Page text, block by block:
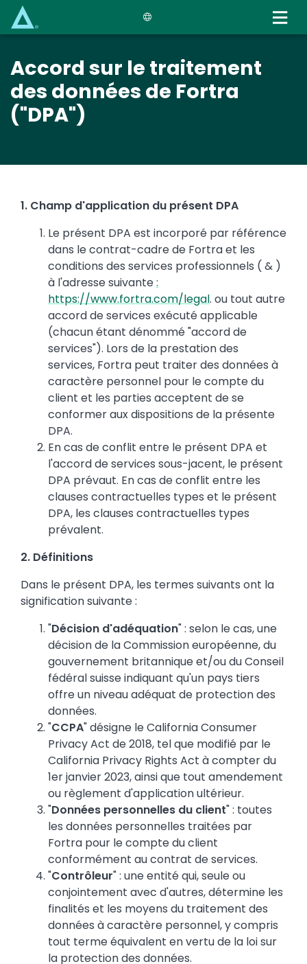
content
Accord sur le traitement
des données de Fortra
("DPA")
1. Champ d'application du présent DPA
Le présent DPA est incorporé par référence
dans le contrat-cadre de Fortra et les
conditions des services professionnels ( & )
à l'adresse suivante:
https://www.fortra.com/legal. ou tout autre
accord de services exécuté applicable
(chacun étant dénommé "accord de
services"). Lors de la prestation des
services, Fortra peut traiter des données à
caractère personnel pour le compte du
client et les parties acceptent de se
conformer aux dispositions de la présente
DPA.
En cas de conflit entre le présent DPA et
l'accord de services sous-jacent, le présent
DPA prévaut. En cas de conflit entre les
clauses contractuelles types et le présent
DPA, les clauses contractuelles types
prévalent.
2. Définitions
Dans le présent DPA, les termes suivants ont la
signification suivante :
"Décision d'adéquation" : selon le cas, une
décision de la Commission européenne, du
gouvernement britannique et/ou du Conseil
fédéral suisse indiquant qu'un pays tiers
offre un niveau adéquat de protection des
données.
"CCPA" désigne le California Consumer
Privacy Act de 2018, tel que modifié par le
California Privacy Rights Act à compter du
1er janvier 2023, ainsi que tout amendement
ou règlement d'application ultérieur.
"Données personnelles du client" : toutes
les données personnelles traitées par
Fortra pour le compte du client
conformément au contrat de services.
"Contrôleur" : une entité qui, seule ou
conjointement avec d'autres, détermine les
finalités et les moyens du traitement des
données à caractère personnel, y compris
tout terme équivalent en vertu de la loi sur
la protection des données.